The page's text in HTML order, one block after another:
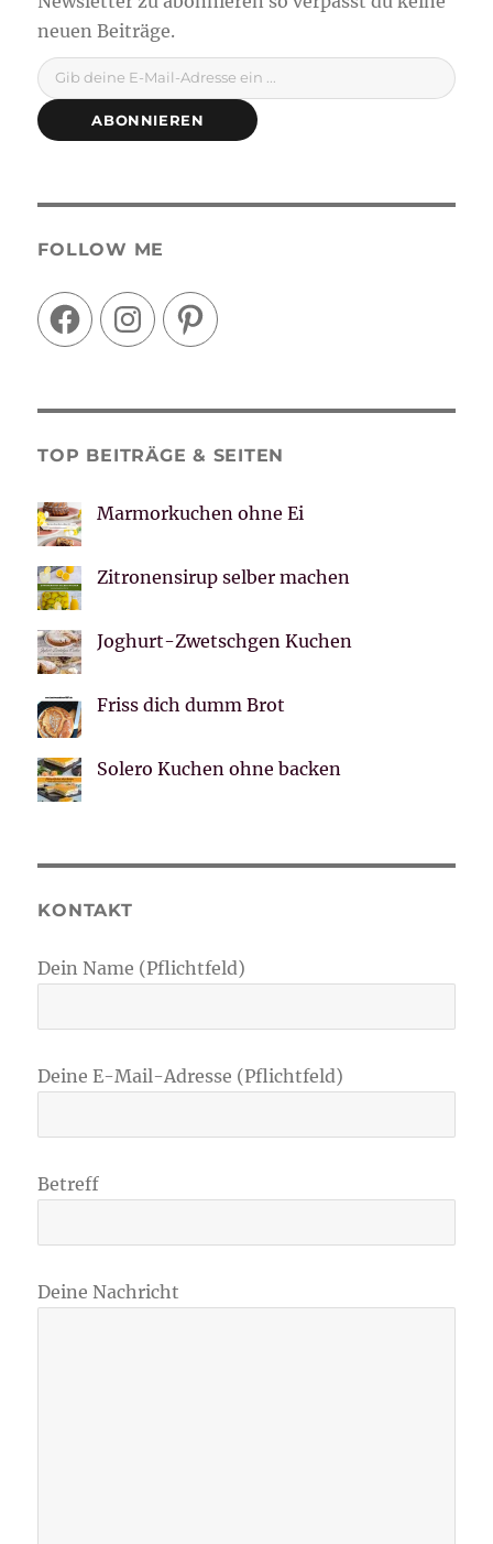
Gib deine E-Mail-Adresse ein ...
ABONNIEREN
FOLLOW ME
FacebookInstagramPinterest
TOP BEITRÄGE & SEITEN
Marmorkuchen ohne Ei
Zitronensirup selber machen
Joghurt-Zwetschgen Kuchen
Friss dich dumm Brot
Solero Kuchen ohne backen
KONTAKT
Dein Name (Pflichtfeld)
Deine E-Mail-Adresse (Pflichtfeld)
Betreff
Deine Nachricht